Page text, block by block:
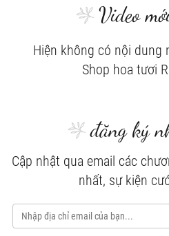
Video
Hiện không có nội dung
Shop hoa tươi
đăng ký
Cập nhật qua email các
nhất, sự kiện